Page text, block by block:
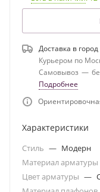
Доставка в город
Курьером по
Самовывоз —
Подробнее
Характеристики
Стиль — Модерн
Материал арматуры
Цвет арматуры —